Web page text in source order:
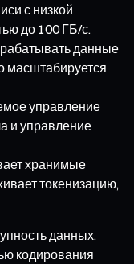
с низкой
до 100 ГБ/с.
данные
масштабируется
управление
и управление
хранимые
токенизацию,
данных.
кодирования